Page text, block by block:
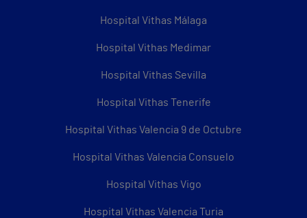
Hospital Vithas Málaga
Hospital Vithas Medimar
Hospital Vithas Sevilla
Hospital Vithas Tenerife
Hospital Vithas Valencia 9 de Octubre
Hospital Vithas Valencia Consuelo
Hospital Vithas Vigo
Hospital Vithas Valencia Turia